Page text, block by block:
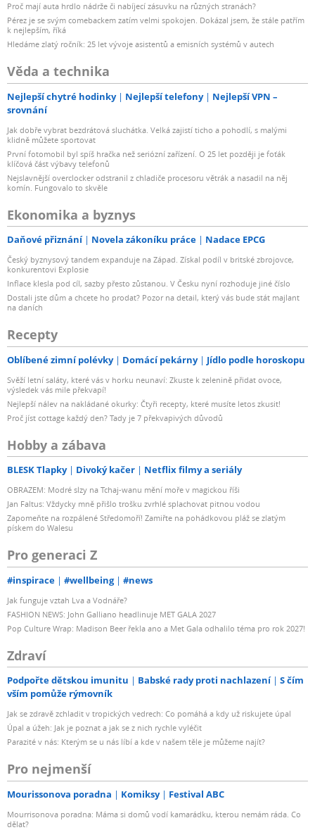
Proč mají auta hrdlo nádrže či nabíjecí zásuvku na různých stranách?
Pérez je se svým comebackem zatím velmi spokojen. Dokázal jsem, že stále patřím
k nejlepším, říká
Hledáme zlatý ročník: 25 let vývoje asistentů a emisních systémů v autech
Věda a technika
Nejlepší chytré hodinky Nejlepší telefony
Nejlepší VPN –
srovnání
Jak dobře vybrat bezdrátová sluchátka. Velká zajistí ticho a pohodlí, s malými
klidně můžete sportovat
První fotomobil byl spíš hračka než seriózní zařízení. O 25 let později je foťák
klíčová část výbavy telefonů
Nejslavnější overclocker odstranil z chladiče procesoru větrák a nasadil na něj
komín. Fungovalo to skvěle
Ekonomika a byznys
Daňové přiznání Novela zákoníku práce Nadace EPCG
Český byznysový tandem expanduje na Západ. Získal podíl v britské zbrojovce,
konkurentovi Explosie
Inflace klesla pod cíl, sazby přesto zůstanou. V Česku nyní rozhoduje jiné číslo
Dostali jste dům a chcete ho prodat? Pozor na detail, který vás bude stát majlant
na daních
Recepty
Oblíbené zimní polévky Domácí pekárny Jídlo podle horoskopu
Svěží letní saláty, které vás v horku neunaví: Zkuste k zelenině přidat ovoce,
výsledek vás mile překvapí!
Nejlepší nálev na nakládané okurky: Čtyři recepty, které musíte letos zkusit!
Proč jíst cottage každý den? Tady je 7 překvapivých důvodů
Hobby a zábava
BLESK Tlapky Divoký kačer Netflix filmy a seriály
OBRAZEM: Modré slzy na Tchaj-wanu mění moře v magickou říši
Jan Faltus: Vždycky mně přišlo trošku zvrhlé splachovat pitnou vodou
Zapomeňte na rozpálené Středomoří! Zamiřte na pohádkovou pláž se zlatým
pískem do Walesu
Pro generaci Z
#inspirace #wellbeing #news
Jak funguje vztah Lva a Vodnáře?
FASHION NEWS: John Galliano headlinuje MET GALA 2027
Pop Culture Wrap: Madison Beer řekla ano a Met Gala odhalilo téma pro rok 2027!
Zdraví
Podpořte dětskou imunitu Babské rady proti nachlazení
S čím
vším pomůže rýmovník
Jak se zdravě zchladit v tropických vedrech: Co pomáhá a kdy už riskujete úpal
Úpal a úžeh: Jak je poznat a jak se z nich rychle vyléčit
Parazité v nás: Kterým se u nás líbí a kde v našem těle je můžeme najít?
Pro nejmenší
Mourissonova poradna Komiksy Festival ABC
Mourrisonova poradna: Máma si domů vodí kamarádku, kterou nemám ráda. Co
dělat?